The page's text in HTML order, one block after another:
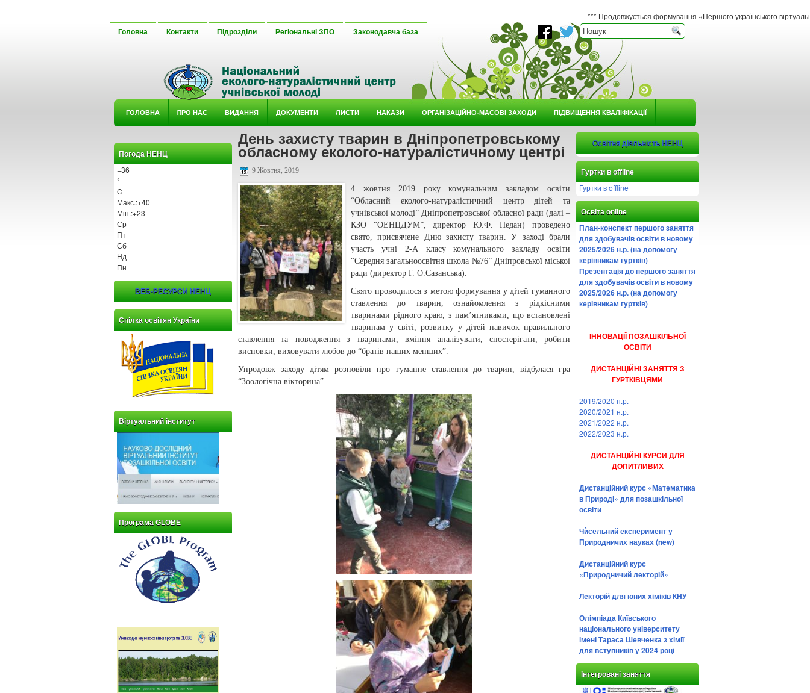
*** Продовжується формування «Першого українського віртуального
Головна Контакти Підрозділи Регіональні ЗПО Законодавча база
ГОЛОВНА ΠРО НАС ВИДАННЯ ДОКУМЕНТИ ЛИСТИ НАКАЗИ ОРГАНІЗАЦІЙНО-МАСОВІ ЗАХОДИ ПІДВИЩЕННЯ КВАЛІФІКАЦІЇ
Погода НЕНЦ
+36
°
C
Макс.:+40
Мін.:+23
Ср
Пт
Сб
Нд
Пн
ВЕБ-РЕСУРСИ НЕНЦ
Спілка освітян України
Віртуальний інститут
Програма GLOBE
День захисту тварин в Дніпропетровському
обласному еколого-натуралістичному центрі
9 Жовтня, 2019
4 жовтня 2019 року комунальним закладом освіти
“Обласний еколого-натуралістичний центр дітей та
учнівської молоді” Дніпропетровської обласної ради (далі –
КЗО “ОЕНЦДУМ”, директор Ю.Ф. Педан) проведено
свято, присвячене Дню захисту тварин. У заході брали
участь учні 2-А класу комунального закладу освіти
“Середня загальноосвітня школа №76” Дніпровської міської
ради (директор Г. О.Сазанська).
Свято проводилося з метою формування у дітей гуманного
ставлення до тварин, ознайомлення з рідкісними
тваринами рідного краю, з пам’ятниками, що встановлені
тваринам у світі, розвитку у дітей навичок правильного
ставлення та поводження з тваринами, вміння аналізувати, спостерігати, робити
висновки, виховувати любов до “братів наших менших”.
Упродовж заходу дітям розповіли про гуманне ставлення до тварин, відбулася гра
“Зоологічна вікторина”.
Освітня діяльність НЕНЦ
Гуртки в offline
Гуртки в offline
Освіта online
План-конспект першого заняття
для здобувачів освіти в новому
2025/2026 н.р. (на допомогу
керівникам гуртків)
Презентація до першого заняття
для здобувачів освіти в новому
2025/2026 н.р. (на допомогу
керівникам гуртків)
ІННОВАЦІЇ ПОЗАШКІЛЬНОЇ
ОСВІТИ
ДИСТАНЦІЙНІ ЗАНЯТТЯ З
ГУРТКІВЦЯМИ
2019/2020 н.р.
2020/2021 н.р.
2021/2022 н.р.
2022/2023 н.р.
ДИСТАНЦІЙНІ КУРСИ ДЛЯ
ДОПИТЛИВИХ
Дистанційний курс «Математика
в Природі» для позашкільної
освіти
Чѝсельний експеримент у
Природничих науках (new)
Дистанційний курс
«Природничий лекторій»
Лекторій для юних хіміків КНУ
Олімпіада Київського
національного університету
імені Тараса Шевченка з хімії
для вступників у 2024 році
Інтегровані заняття